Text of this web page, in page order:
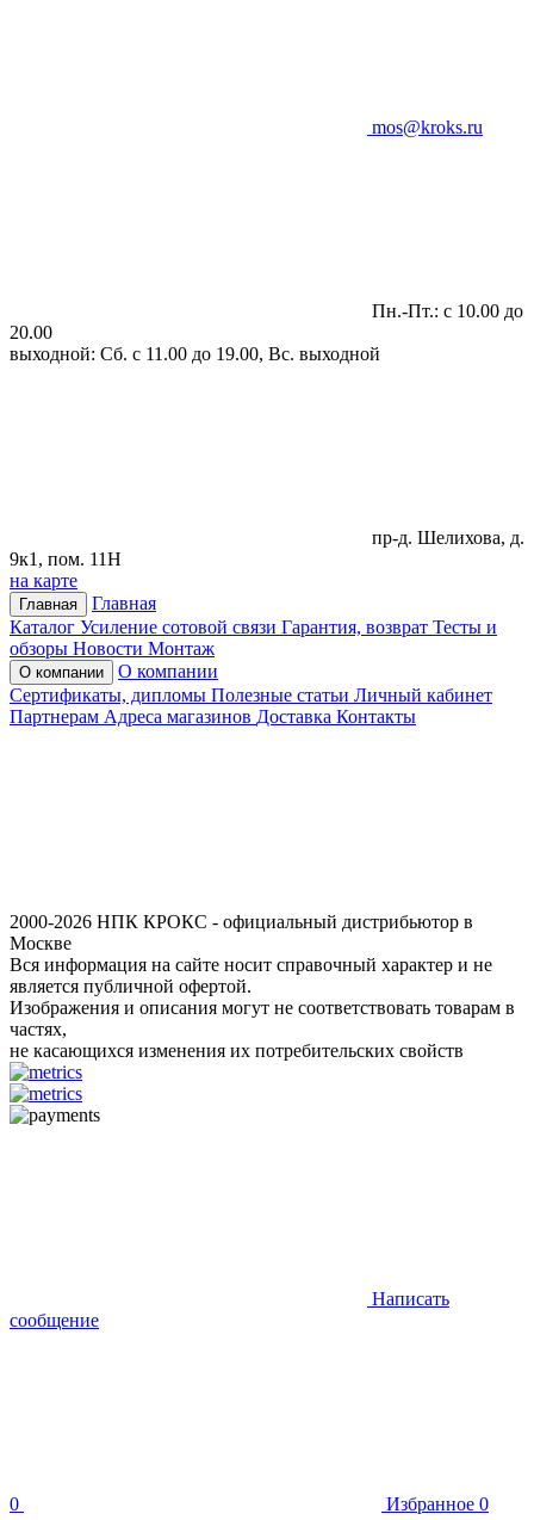
mos@kroks.ru
Пн.-Пт.: с 10.00 до
20.00
выходной: Сб. с 11.00 до 19.00, Вс. выходной
пр-д. Шелихова, д.
9к1, пом. 11Н
на карте
Главная
Главная
Каталог Усиление сотовой связи Гарантия, возврат Тесты и
обзоры Новости Монтаж
О компании
О компании
Сертификаты, дипломы Полезные статьи Личный кабинет
Партнерам Адреса магазинов Доставка Контакты
2000-2026 НПК КРОКС - официальный дистрибьютор в
Москве
Вся информация на сайте носит справочный характер и не
является публичной офертой.
Изображения и описания могут не соответствовать товарам в
частях,
не касающихся изменения их потребительских свойств
Написать
сообщение
0 Избранное 0